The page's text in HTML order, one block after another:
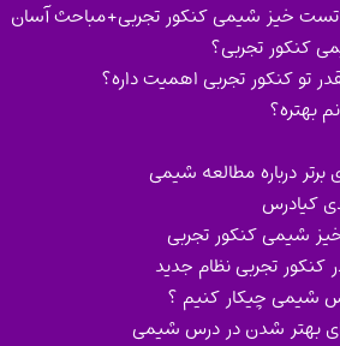
خیز شیمی کنکور تجربی+مباحث آسان
کنکور تجربی؟
تو کنکور تجربی اهمیت داره؟
بهتره؟
درباره مطالعه شیمی
کیادرس
شیمی کنکور تجربی
تجربی نظام جدید
شیمی چیکار کنیم ؟
بهتر شدن در درس شیمی